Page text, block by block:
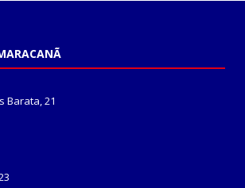
Barata, 21